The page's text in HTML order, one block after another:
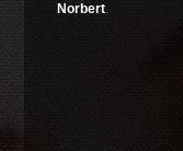
Norbert.